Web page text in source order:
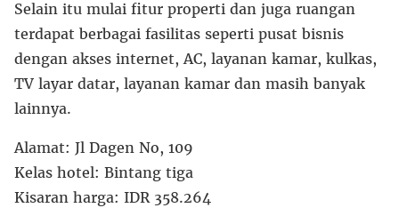
Selain itu mulai fitur properti dan juga ruangan
terdapat berbagai fasilitas seperti pusat bisnis
dengan akses internet, AC, layanan kamar, kulkas,
TV layar datar, layanan kamar dan masih banyak
lainnya.
Alamat: Jl Dagen No, 109
Kelas hotel: Bintang tiga
Kisaran harga: IDR 358.264